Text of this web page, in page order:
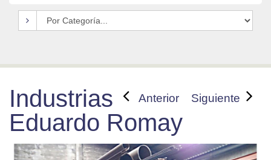
Anterior Siguiente
Industrias
Eduardo Romay